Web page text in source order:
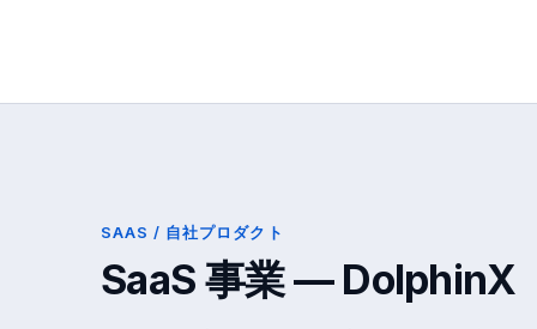
SAAS / 自社プロダクト
SaaS 事業 — DolphinX